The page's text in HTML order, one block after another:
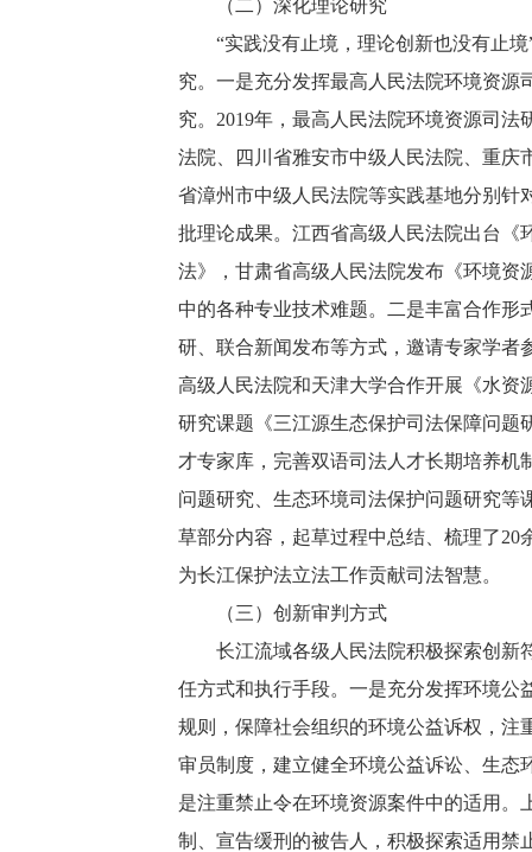
（二）深化理论研究
“实践没有止境，理论创新也没有止境”
究。一是充分发挥最高人民法院环境资
究。2019年，最高人民法院环境资源司
法院、四川省雅安市中级人民法院、重庆
省漳州市中级人民法院等实践基地分别针
批理论成果。江西省高级人民法院出台《
法》，甘肃省高级人民法院发布《环境资
中的各种专业技术难题。二是丰富合作
研、联合新闻发布等方式，邀请专家学者
高级人民法院和天津大学合作开展《水资
研究课题《三江源生态保护司法保障问
才专家库，完善双语司法人才长期培养
问题研究、生态环境司法保护问题研究
草部分内容，起草过程中总结、梳理了
为长江保护法立法工作贡献司法智慧。
（三）创新审判方式
长江流域各级人民法院积极探索创新符
任方式和执行手段。一是充分发挥环境公
规则，保障社会组织的环境公益诉权，注
审员制度，建立健全环境公益诉讼、生态
是注重禁止令在环境资源案件中的适用
制、宣告缓刑的被告人，积极探索适用禁